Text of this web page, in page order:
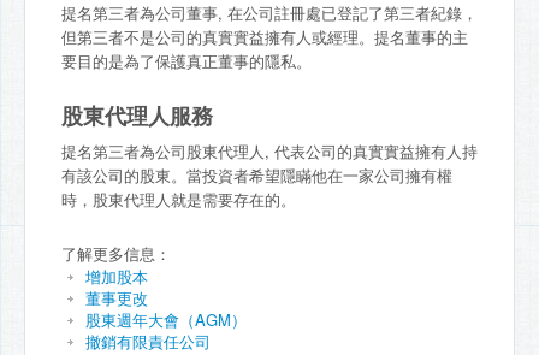
提名第三者為公司董事, 在公司註冊處已登記了第三者紀錄，
但第三者不是公司的真實實益擁有人或經理。提名董事的主
要目的是為了保護真正董事的隱私。
股東代理人服務
提名第三者為公司股東代理人, 代表公司的真實實益擁有人持
有該公司的股東。當投資者希望隱瞞他在一家公司擁有權
時，股東代理人就是需要存在的。
了解更多信息：
增加股本
董事更改
股東週年大會（AGM）
撤銷有限責任公司